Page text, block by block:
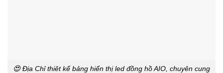
😍 Địa Chỉ thiêt kế bảng hiển thị led đồng hồ AIO, chuyên cung